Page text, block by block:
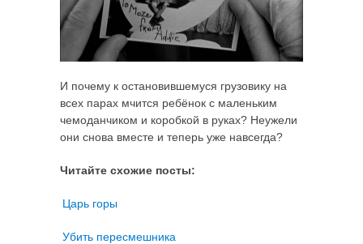
И почему к остановившемуся грузовику на
всех парах мчится ребёнок с маленьким
чемоданчиком и коробкой в руках? Неужели
они снова вместе и теперь уже навсегда?
Читайте схожие посты:
Царь горы
Убить пересмешника